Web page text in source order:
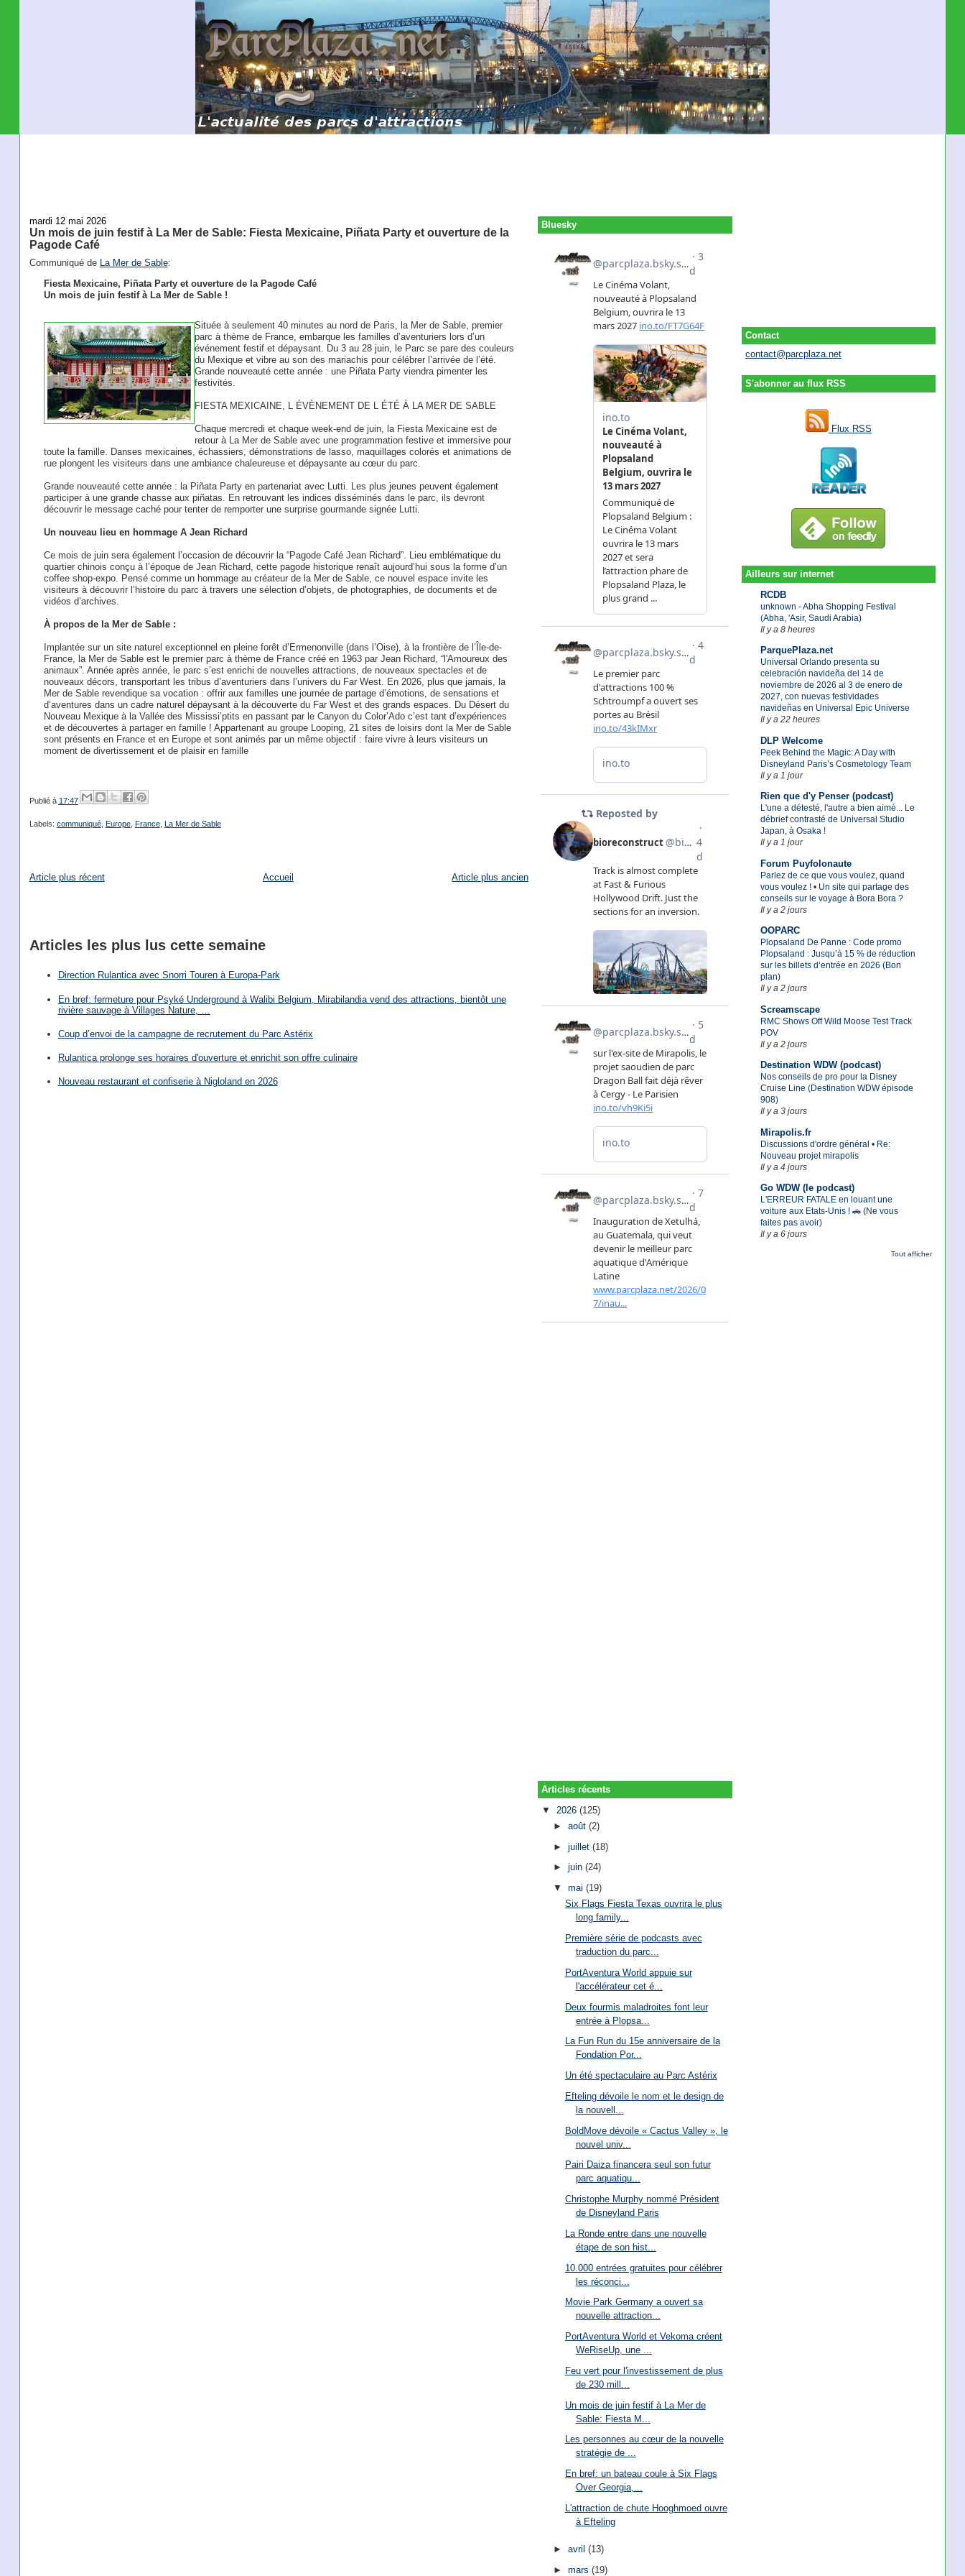
Contact
contact@parcplaza.net
S'abonner au flux RSS
Flux RSS
Ailleurs sur internet
RCDB
unknown - Abha Shopping Festival
(Abha, 'Asir, Saudi Arabia)
Il y a 8 heures
ParquePlaza.net
Universal Orlando presenta su
celebración navideña del 14 de
noviembre de 2026 al 3 de enero de
2027, con nuevas festividades
navideñas en Universal Epic Universe
Il y a 22 heures
DLP Welcome
Peek Behind the Magic: A Day with
Disneyland Paris’s Cosmetology Team
Il y a 1 jour
Rien que d'y Penser (podcast)
L'une a détesté, l'autre a bien aimé... Le
débrief contrasté de Universal Studio
Japan, à Osaka !
Il y a 1 jour
Forum Puyfolonaute
Parlez de ce que vous voulez, quand
vous voulez ! • Un site qui partage des
conseils sur le voyage à Bora Bora ?
Il y a 2 jours
OOPARC
Plopsaland De Panne : Code promo
Plopsaland : Jusqu’à 15 % de réduction
sur les billets d’entrée en 2026 (Bon
plan)
Il y a 2 jours
Screamscape
RMC Shows Off Wild Moose Test Track
POV
Il y a 2 jours
Destination WDW (podcast)
Nos conseils de pro pour la Disney
Cruise Line (Destination WDW épisode
908)
Il y a 3 jours
Mirapolis.fr
Discussions d'ordre général • Re:
Nouveau projet mirapolis
Il y a 4 jours
Go WDW (le podcast)
L'ERREUR FATALE en louant une
voiture aux Etats-Unis ! 🚗 (Ne vous
faites pas avoir)
Il y a 6 jours
Tout afficher
mardi 12 mai 2026
Un mois de juin festif à La Mer de Sable: Fiesta Mexicaine, Piñata Party et ouverture de la
Pagode Café
Communiqué de La Mer de Sable:
Fiesta Mexicaine, Piñata Party et ouverture de la Pagode Café
Un mois de juin festif à La Mer de Sable !
Située à seulement 40 minutes au nord de Paris, la Mer de Sable, premier
parc à thème de France, embarque les familles d’aventuriers lors d’un
événement festif et dépaysant. Du 3 au 28 juin, le Parc se pare des couleurs
du Mexique et vibre au son des mariachis pour célébrer l’arrivée de l’été.
Grande nouveauté cette année : une Piñata Party viendra pimenter les
festivités.
FIESTA MEXICAINE, L ÉVÈNEMENT DE L ÉTÉ À LA MER DE SABLE
Chaque mercredi et chaque week-end de juin, la Fiesta Mexicaine est de
retour à La Mer de Sable avec une programmation festive et immersive pour
toute la famille. Danses mexicaines, échassiers, démonstrations de lasso, maquillages colorés et animations de
rue plongent les visiteurs dans une ambiance chaleureuse et dépaysante au cœur du parc.
Grande nouveauté cette année : la Piñata Party en partenariat avec Lutti. Les plus jeunes peuvent également
participer à une grande chasse aux piñatas. En retrouvant les indices disséminés dans le parc, ils devront
découvrir le message caché pour tenter de remporter une surprise gourmande signée Lutti.
Un nouveau lieu en hommage A Jean Richard
Ce mois de juin sera également l’occasion de découvrir la “Pagode Café Jean Richard”. Lieu emblématique du
quartier chinois conçu à l’époque de Jean Richard, cette pagode historique renaît aujourd’hui sous la forme d’un
coffee shop-expo. Pensé comme un hommage au créateur de la Mer de Sable, ce nouvel espace invite les
visiteurs à découvrir l’histoire du parc à travers une sélection d’objets, de photographies, de documents et de
vidéos d’archives.
À propos de la Mer de Sable :
Implantée sur un site naturel exceptionnel en pleine forêt d’Ermenonville (dans l’Oise), à la frontière de l’Île-de-
France, la Mer de Sable est le premier parc à thème de France créé en 1963 par Jean Richard, “l'Amoureux des
animaux”. Année après année, le parc s’est enrichi de nouvelles attractions, de nouveaux spectacles et de
nouveaux décors, transportant les tribus d’aventuriers dans l’univers du Far West. En 2026, plus que jamais, la
Mer de Sable revendique sa vocation : offrir aux familles une journée de partage d’émotions, de sensations et
d’aventures dans un cadre naturel dépaysant à la découverte du Far West et des grands espaces. Du Désert du
Nouveau Mexique à la Vallée des Mississi’ptits en passant par le Canyon du Color’Ado c’est tant d’expériences
et de découvertes à partager en famille ! Appartenant au groupe Looping, 21 sites de loisirs dont la Mer de Sable
sont présents en France et en Europe et sont animés par un même objectif : faire vivre à leurs visiteurs un
moment de divertissement et de plaisir en famille
Publié à 17:47
Labels: communiqué, Europe, France, La Mer de Sable
Article plus récent Article plus ancien
Accueil
Articles les plus lus cette semaine
Direction Rulantica avec Snorri Touren à Europa-Park
En bref: fermeture pour Psyké Underground à Walibi Belgium, Mirabilandia vend des attractions, bientôt une
rivière sauvage à Villages Nature, …
Coup d’envoi de la campagne de recrutement du Parc Astérix
Rulantica prolonge ses horaires d'ouverture et enrichit son offre culinaire
Nouveau restaurant et confiserie à Nigloland en 2026
Bluesky
Articles récents
▼ 2026(125)
► août (2)
► juillet (18)
► juin (24)
▼ mai (19)
Six Flags Fiesta Texas ouvrira le plus
long family...
Première série de podcasts avec
traduction du parc...
PortAventura World appuie sur
l'accélérateur cet é...
Deux fourmis maladroites font leur
entrée à Plopsa...
La Fun Run du 15e anniversaire de la
Fondation Por...
Un été spectaculaire au Parc Astérix
Efteling dévoile le nom et le design de
la nouvell...
BoldMove dévoile « Cactus Valley », le
nouvel univ...
Pairi Daiza financera seul son futur
parc aquatiqu...
Christophe Murphy nommé Président
de Disneyland Paris
La Ronde entre dans une nouvelle
étape de son hist...
10.000 entrées gratuites pour célébrer
les réconci...
Movie Park Germany a ouvert sa
nouvelle attraction...
PortAventura World et Vekoma créent
WeRiseUp, une ...
Feu vert pour l'investissement de plus
de 230 mill...
Un mois de juin festif à La Mer de
Sable: Fiesta M...
Les personnes au cœur de la nouvelle
stratégie de ...
En bref: un bateau coule à Six Flags
Over Georgia,...
L'attraction de chute Hooghmoed ouvre
à Efteling
► avril (13)
► mars (19)